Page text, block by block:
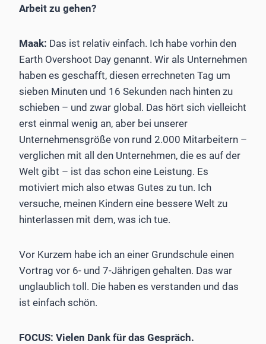
Arbeit zu gehen?
Maak: Das ist relativ einfach. Ich habe vorhin den
Earth Overshoot Day genannt. Wir als Unternehmen
haben es geschafft, diesen errechneten Tag um
sieben Minuten und 16 Sekunden nach hinten zu
schieben – und zwar global. Das hört sich vielleicht
erst einmal wenig an, aber bei unserer
Unternehmensgröße von rund 2.000 Mitarbeitern –
verglichen mit all den Unternehmen, die es auf der
Welt gibt – ist das schon eine Leistung. Es
motiviert mich also etwas Gutes zu tun. Ich
versuche, meinen Kindern eine bessere Welt zu
hinterlassen mit dem, was ich tue.
Vor Kurzem habe ich an einer Grundschule einen
Vortrag vor 6- und 7-Jährigen gehalten. Das war
unglaublich toll. Die haben es verstanden und das
ist einfach schön.
FOCUS: Vielen Dank für das Gespräch.